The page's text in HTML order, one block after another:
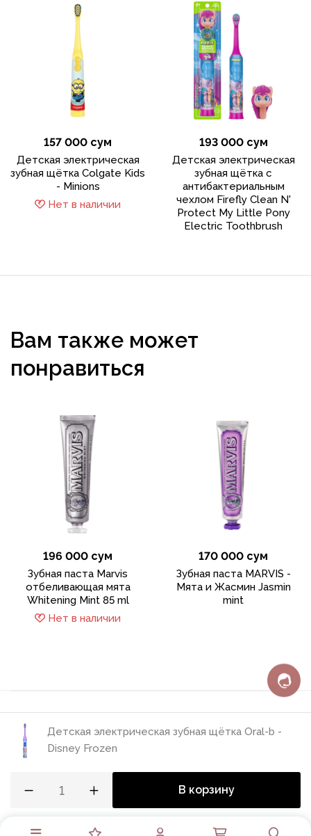
157 000 сум
Детская электрическая
зубная щётка Colgate Kids
- Minions
Нет в наличии
193 000 сум
Детская электрическая
зубная щётка с
антибактериальным
чехлом Firefly Clean N'
Protect My Little Pony
Electric Toothbrush
Вам также может
понравиться
196 000 сум
Зубная паста Marvis
отбеливающая мята
Whitening Mint 85 ml
Нет в наличии
170 000 сум
Зубная паста MARVIS -
Мята и Жасмин Jasmin
mint
Детская электрическая зубная щётка Oral-b -
Disney Frozen
В корзину
Политика конфиденциальности
Пользовательское соглашение